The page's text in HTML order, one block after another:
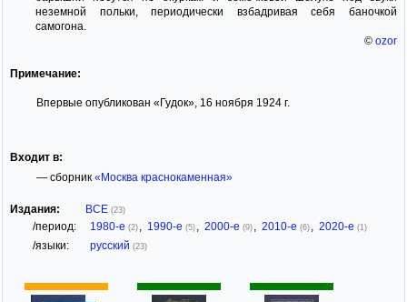
неземной польки, периодически взбадривая себя баночкой
самогона.
© ozor
Примечание:
Впервые опубликован «Гудок», 16 ноября 1924 г.
Входит в:
— сборник «Москва краснокаменная»
Издания: ВСЕ (23)
/период: 1980-е (2) 1990-е (5) 2000-е (9) 2010-е (6) 2020-е (1)
/языки: русский (23)